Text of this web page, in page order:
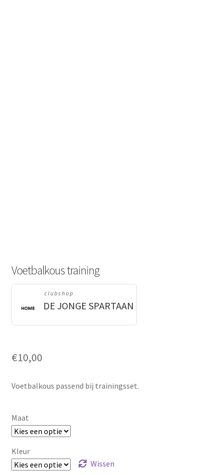
Voetbalkous training
clubshop
DE JONGE SPARTAAN
€10,00
Voetbalkous passend bij trainingsset.
Maat
Kleur
Wissen